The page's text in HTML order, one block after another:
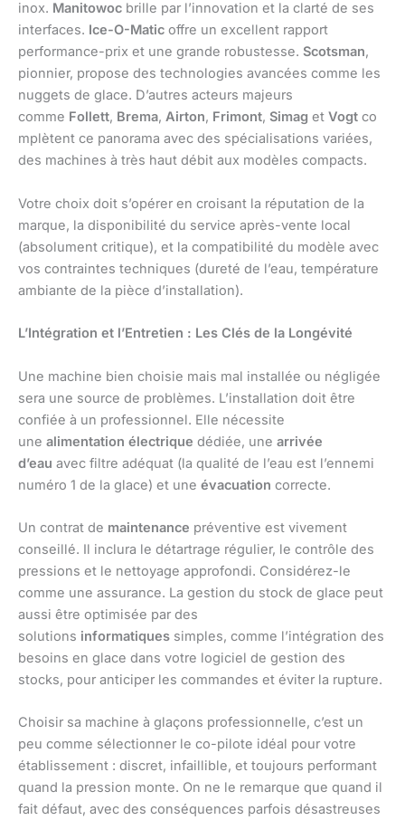
inox. Manitowoc brille par l’innovation et la clarté de ses
interfaces. Ice-O-Matic offre un excellent rapport
performance-prix et une grande robustesse. Scotsman,
pionnier, propose des technologies avancées comme les
nuggets de glace. D’autres acteurs majeurs
comme Follett, Brema, Airton, Frimont, Simag et Vogt co
mplètent ce panorama avec des spécialisations variées,
des machines à très haut débit aux modèles compacts.
Votre choix doit s’opérer en croisant la réputation de la
marque, la disponibilité du service après-vente local
(absolument critique), et la compatibilité du modèle avec
vos contraintes techniques (dureté de l’eau, température
ambiante de la pièce d’installation).
L’Intégration et l’Entretien : Les Clés de la Longévité
Une machine bien choisie mais mal installée ou négligée
sera une source de problèmes. L’installation doit être
confiée à un professionnel. Elle nécessite
une alimentation électrique dédiée, une arrivée
d’eau avec filtre adéquat (la qualité de l’eau est l’ennemi
numéro 1 de la glace) et une évacuation correcte.
Un contrat de maintenance préventive est vivement
conseillé. Il inclura le détartrage régulier, le contrôle des
pressions et le nettoyage approfondi. Considérez-le
comme une assurance. La gestion du stock de glace peut
aussi être optimisée par des
solutions informatiques simples, comme l’intégration des
besoins en glace dans votre logiciel de gestion des
stocks, pour anticiper les commandes et éviter la rupture.
Choisir sa machine à glaçons professionnelle, c’est un
peu comme sélectionner le co-pilote idéal pour votre
établissement : discret, infaillible, et toujours performant
quand la pression monte. On ne le remarque que quand il
fait défaut, avec des conséquences parfois désastreuses